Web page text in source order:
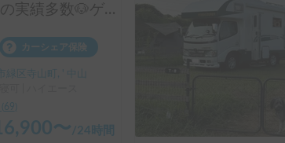
【ペット旅の実績多数🐶ゲージ不要】HARRY’s キャンピングカー 🐾 ｜ポタ電・バーベキューセット無料貸し出し🚐
カーシェア保険
緑区寺山町, ' 中山
69
〜/24時間